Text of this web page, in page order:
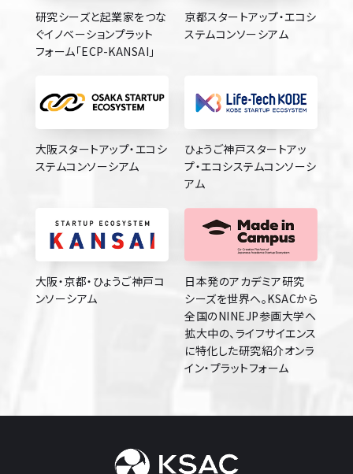
研究シーズと起業家をつな
ぐイノベーションプラット
フォーム「ECP-KANSAI」
京都スタートアップ・エコシ
ステムコンソーシアム
大阪スタートアップ・エコシ
ステムコンソーシアム
ひょうご神戸スタートアッ
プ・エコシステムコンソーシ
アム
大阪・京都・ひょうご神戸コ
ンソーシアム
日本発のアカデミア研究
シーズを世界へ。KSACから
全国のNINEJP参画大学へ
拡大中の、ライフサイエンス
に特化した研究紹介オンラ
イン・プラットフォーム